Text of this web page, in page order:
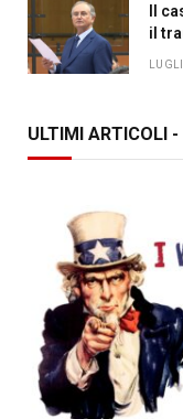
Il
il
ULTIMI ARTICOLI